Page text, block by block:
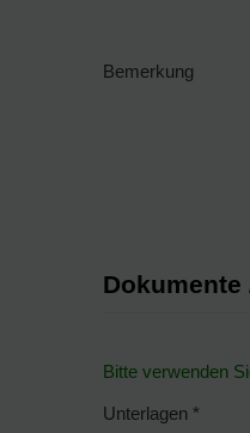
Bemerkung
Dokumente
Bitte verwenden
Unterlagen *